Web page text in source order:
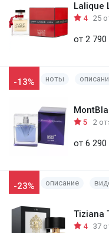
Lalique
4 25
от 2
-13% ноты
5 2
от 6
-23% описание
Tiziana
4 37